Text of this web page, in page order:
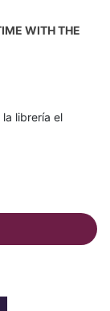
WITH THE
librería el